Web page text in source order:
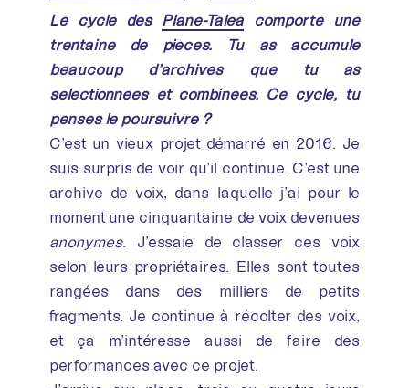
Le cycle des Plane-Talea comporte une
trentaine de pièces. Tu as accumulé
beaucoup d’archives que tu as
sélectionnées et combinées. Ce cycle, tu
penses le poursuivre ?
C’est un vieux projet démarré en 2016. Je
suis surpris de voir qu’il continue. C’est une
archive de voix, dans laquelle j’ai pour le
moment une cinquantaine de voix devenues
anonymes. J’essaie de classer ces voix
selon leurs propriétaires. Elles sont toutes
rangées dans des milliers de petits
fragments. Je continue à récolter des voix,
et ça m’intéresse aussi de faire des
performances avec ce projet.